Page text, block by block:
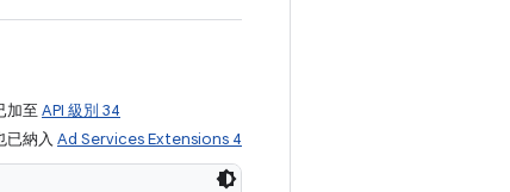
加至 API 級別 34
已納入 Ad Services Extensions 4